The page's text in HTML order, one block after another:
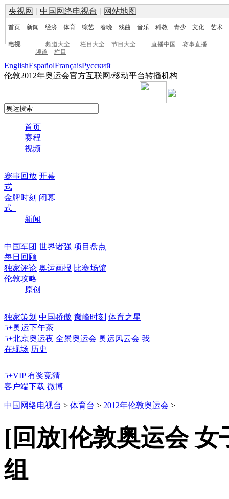
央视网 | 中国网络电视台 | 网站地图
首页 新闻 经济 体育 综艺 春晚 戏曲 音乐 科教 青少 文化 艺术
电视 频道大全 栏目大全 节目大全 直播中国
赛事直播
频道
栏目
EnglishEspañolFrançaisPусский
伦敦2012年奥运会官方互联网/移动平台转播机构
首页
赛程
视频
赛事回放 开幕
式
金牌时刻 闭幕
式
新闻
中国军团 世界诸强 项目盘点
每日回顾
独家评论 奥运画报 比赛场馆
伦敦攻略
原创
独家策划 中国骄傲 巅峰时刻 体育之星
5+奥运下午茶
5+北京奥运夜 全景奥运会 奥运风云会 我
在现场 历史
5+VIP 有奖竞猜
客户端下载 微博
中国网络电视台 > 体育台 > 2012年伦敦奥运会 >
[回放]伦敦奥运会 女
组